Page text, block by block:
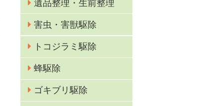
遺品整理・生前整理
害虫・害獣駆除
トコジラミ駆除
蜂駆除
ゴキブリ駆除